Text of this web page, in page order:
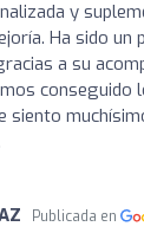
y
Ha sido un
a su
conseguido
siento
Publicada en